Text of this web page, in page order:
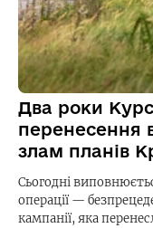
Два роки
перенесення
злам планів
Сьогодні
операції —
кампанії, яка